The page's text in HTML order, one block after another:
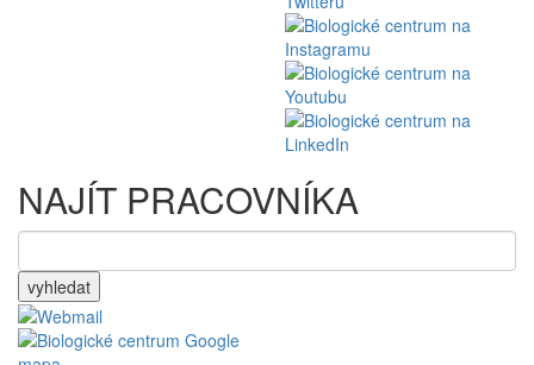
NAJÍT PRACOVNÍKA
vyhledat